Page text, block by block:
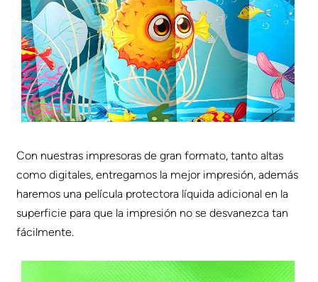
Con nuestras impresoras de gran formato, tanto altas
como digitales, entregamos la mejor impresión, además
haremos una película protectora líquida adicional en la
superficie para que la impresión no se desvanezca tan
fácilmente.